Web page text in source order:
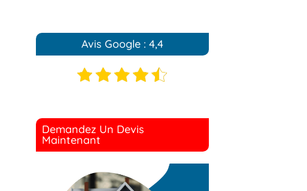
Avis Google : 4,4
Demandez Un Devis
Maintenant